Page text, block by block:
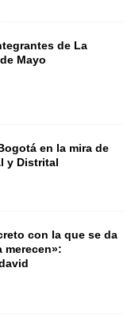
de La
Mayo
en la mira de
y Distrital
con la que se da
merecen»: